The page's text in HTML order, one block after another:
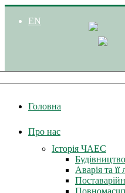
EN
Головна
Про нас
Історія ЧАЕС
Аварія та її